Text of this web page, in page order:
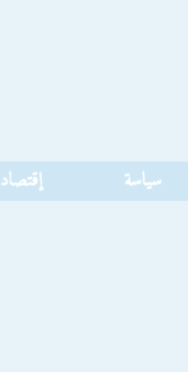
سياسة إقتصاد